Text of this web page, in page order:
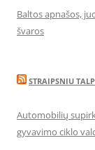
Baltos apnašos,
švaros
STRAIPSNIU
Automobilių
gyvavimo ciklo